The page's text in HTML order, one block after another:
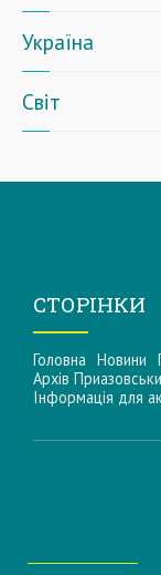
Україна
Світ
СТОРІНКИ
Головна Новини
Архів
Інформацiя для